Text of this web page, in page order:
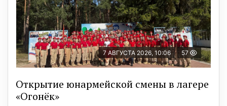
7 АВГУСТА 2026, 10:06 57
Открытие юнармейской смены в лагере
«Огонёк»